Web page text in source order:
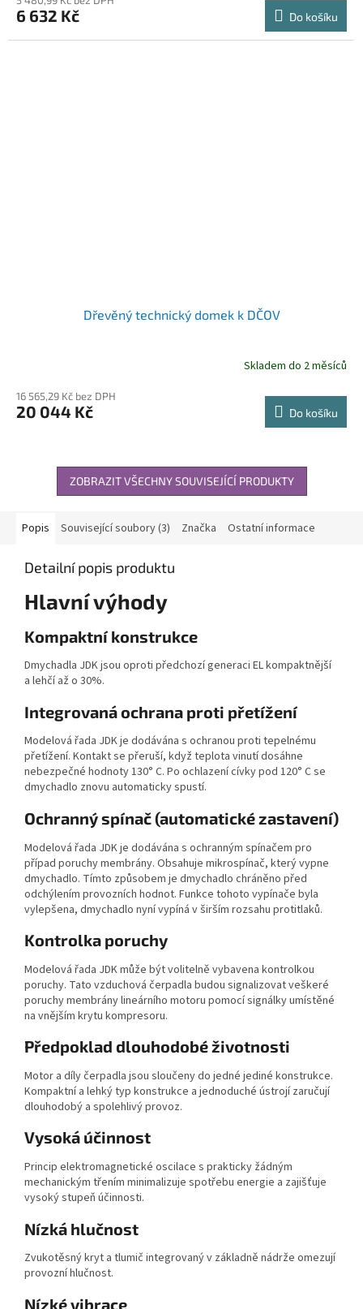
6 632 Kč Do košíku
Dřevěný technický domek k DČOV
Skladem do 2 měsíců
16 565,29 Kč bez DPH
20 044 Kč Do košíku
ZOBRAZIT VŠECHNY SOUVISEJÍCÍ PRODUKTY
Popis Související soubory (3) Značka Ostatní informace
Detailní popis produktu
Hlavní výhody
Kompaktní konstrukce
Dmychadla JDK jsou oproti předchozí generaci EL kompaktnější
a lehčí až o 30%.
Integrovaná ochrana proti přetížení
Modelová řada JDK je dodávána s ochranou proti tepelnému
přetížení. Kontakt se přeruší, když teplota vinutí dosáhne
nebezpečné hodnoty 130° C. Po ochlazení cívky pod 120° C se
dmychadlo znovu automaticky spustí.
Ochranný spínač (automatické zastavení)
Modelová řada JDK je dodávána s ochranným spínačem pro
případ poruchy membrány. Obsahuje mikrospínač, který vypne
dmychadlo. Tímto způsobem je dmychadlo chráněno před
odchýlením provozních hodnot. Funkce tohoto vypínače byla
vylepšena, dmychadlo nyní vypíná v širším rozsahu protitlaků.
Kontrolka poruchy
Modelová řada JDK může být volitelně vybavena kontrolkou
poruchy. Tato vzduchová čerpadla budou signalizovat veškeré
poruchy membrány lineárního motoru pomocí signálky umístěné
na vnějším krytu kompresoru.
Předpoklad dlouhodobé životnosti
Motor a díly čerpadla jsou sloučeny do jedné jediné konstrukce.
Kompaktní a lehký typ konstrukce a jednoduché ústrojí zaručují
dlouhodobý a spolehlivý provoz.
Vysoká účinnost
Princip elektromagnetické oscilace s prakticky žádným
mechanickým třením minimalizuje spotřebu energie a zajišťuje
vysoký stupeň účinnosti.
Nízká hlučnost
Zvukotěsný kryt a tlumič integrovaný v základně nádrže omezují
provozní hlučnost.
Nízké vibrace